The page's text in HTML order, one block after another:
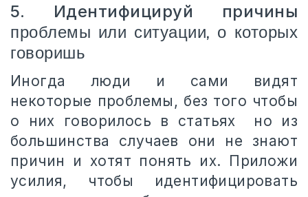
5. Идентифицируй причины
проблемы или ситуации, о которых
говоришь
Иногда люди и сами видят
некоторые проблемы, без того чтобы
о них говорилось в статьях но из
большинства случаев они не знают
причин и хотят понять их. Приложи
усилия, чтобы идентифицировать